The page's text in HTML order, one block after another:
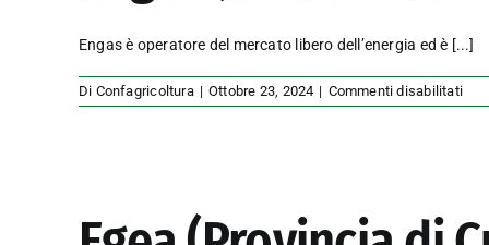
Engas è operatore del mercato libero dell’energia ed è [...]
Di Confagricoltura | Ottobre 23, 2024 | Commenti disabilitatisu